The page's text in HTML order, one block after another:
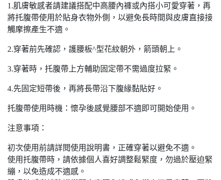
1.肌膚敏感者請建議搭配中高腰內褲或內搭小可愛穿著，再
將托腹帶使用於貼身衣物外側，以避免長時間與皮膚直接接
觸摩擦產生不適。
2.穿著前先確認，護腰板^型花紋朝外，箭頭朝上。
3.穿著時，托腹帶上方輔助固定帶不需過度拉緊。
4.先固定短帶後，再將長帶沿下腹緣黏貼好。
托腹帶使用時機：懷孕後感覺腰部不適即可開始使用。
注意事項：
初次使用前請詳閱使用說明書，正確穿著以避免不適。
使用托腹帶時，請依據個人喜好調整鬆緊度，勿過於壓迫緊
繃，以免造成不適感。